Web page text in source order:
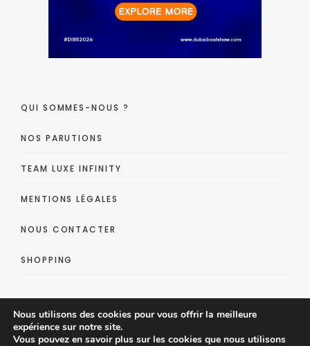
QUI SOMMES-NOUS ?
NOS PARUTIONS
TEAM LUXE INFINITY
MENTIONS LÉGALES
NOUS CONTACTER
SHOPPING
Nous utilisons des cookies pour vous offrir la meilleure
expérience sur notre site.
Vous pouvez en savoir plus sur les cookies que nous utilisons